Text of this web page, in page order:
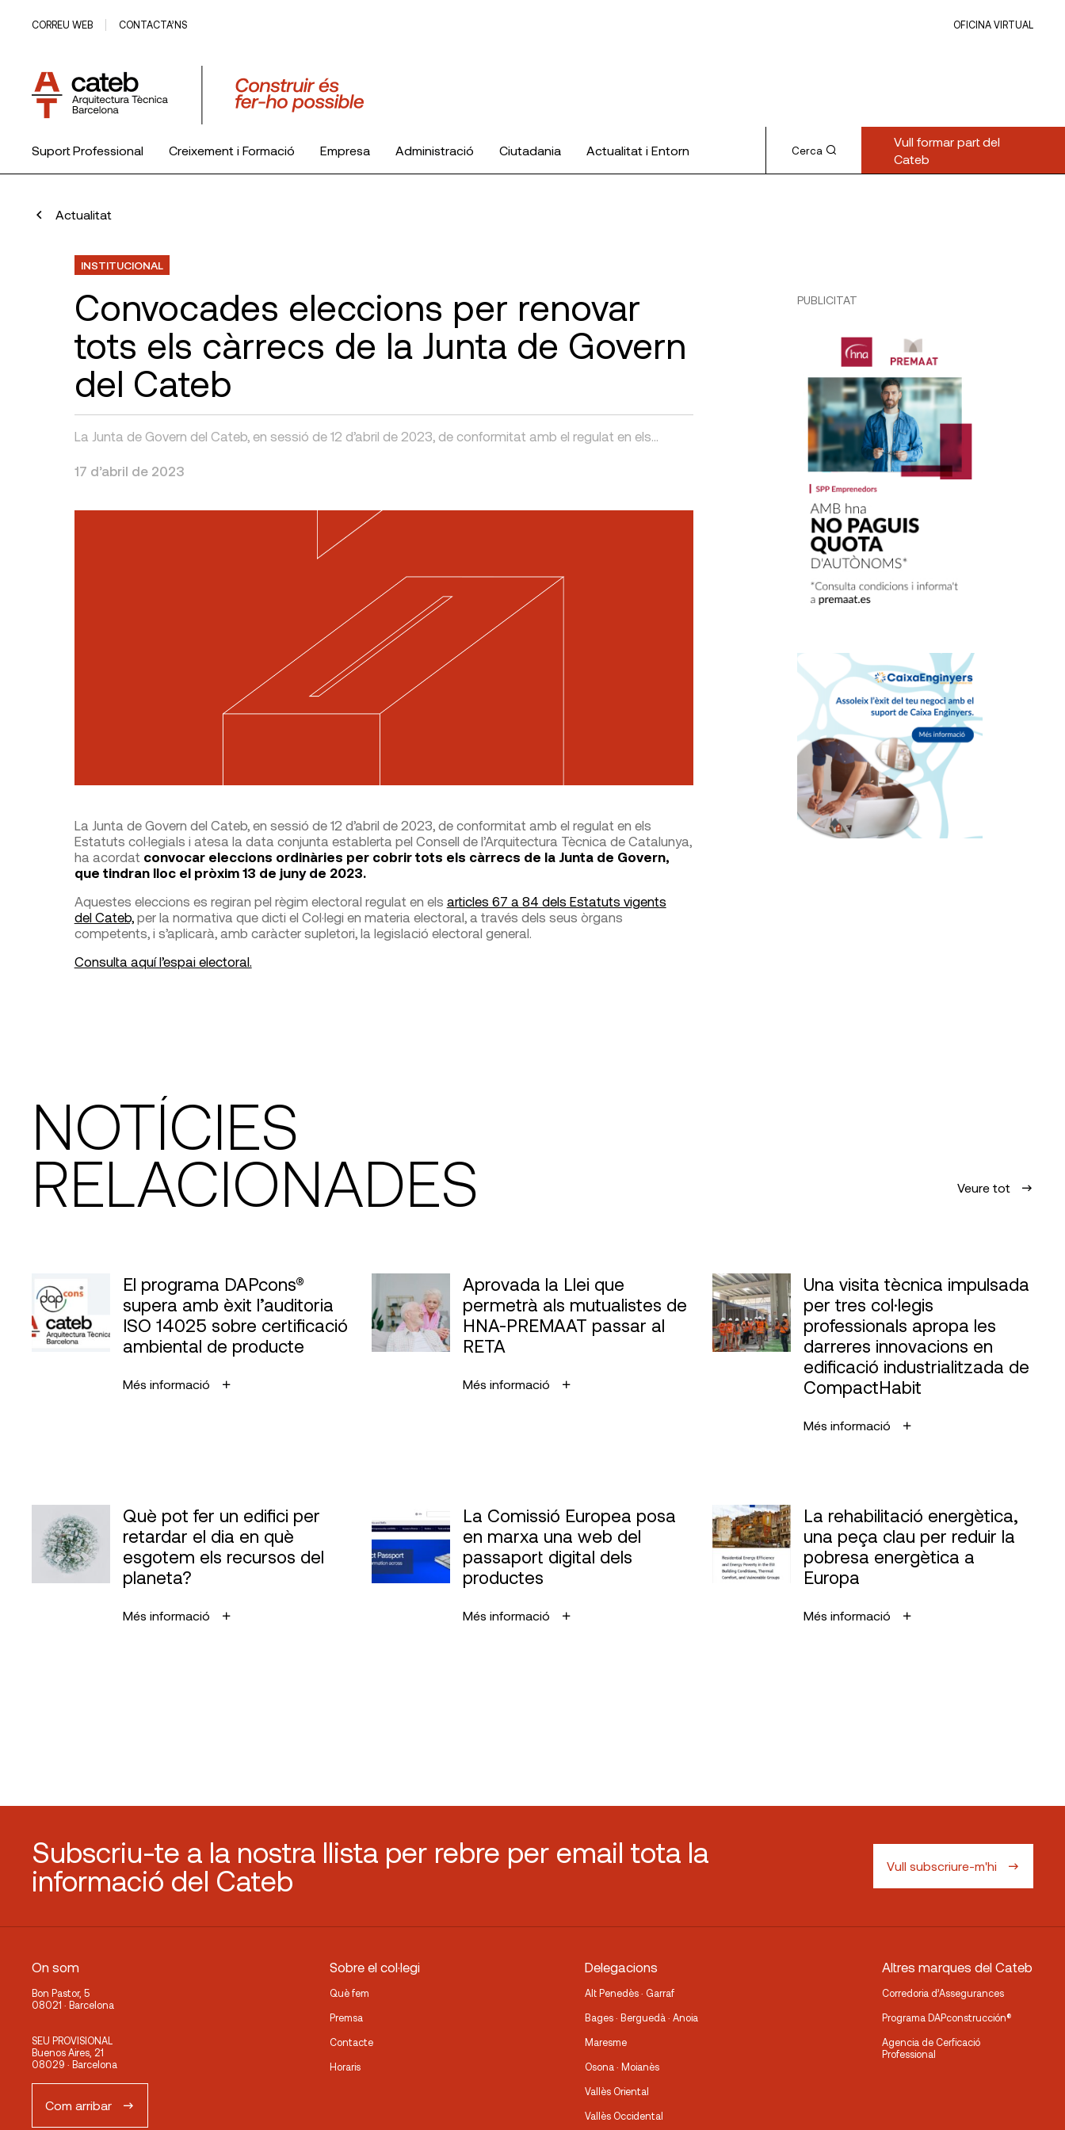
CORREU WEB CONTACTA’NS OFICINA VIRTUAL
Suport Professional Creixement i Formació Empresa Administració Ciutadania Actualitat i Entorn Cerca
Vull formar part del
Cateb
Actualitat
INSTITUCIONAL
Convocades eleccions per renovar
tots els càrrecs de la Junta de Govern
del Cateb
La Junta de Govern del Cateb, en sessió de 12 d’abril de 2023, de conformitat amb el regulat en els…
17 d’abril de 2023
La Junta de Govern del Cateb, en sessió de 12 d’abril de 2023, de conformitat amb el regulat en els
Estatuts col·legials i atesa la data conjunta establerta pel Consell de l’Arquitectura Tècnica de Catalunya,
ha acordat convocar eleccions ordinàries per cobrir tots els càrrecs de la Junta de Govern,
que tindran lloc el pròxim 13 de juny de 2023.
Aquestes eleccions es regiran pel règim electoral regulat en els articles 67 a 84 dels Estatuts vigents
del Cateb,per la normativa que dicti el Col·legi en materia electoral, a través dels seus òrgans
competents, i s’aplicarà, amb caràcter supletori, la legislació electoral general.
Consulta aquí l’espai electoral.
PUBLICITAT
NOTÍCIES
RELACIONADES Veure tot
El programa DAPcons®
supera amb èxit l’auditoria
ISO 14025 sobre certificació
ambiental de producte
Més informació
Aprovada la Llei que
permetrà als mutualistes de
HNA-PREMAAT passar al
RETA
Més informació
Una visita tècnica impulsada
per tres col·legis
professionals apropa les
darreres innovacions en
edificació industrialitzada de
CompactHabit
Més informació
Què pot fer un edifici per
retardar el dia en què
esgotem els recursos del
planeta?
Més informació
La Comissió Europea posa
en marxa una web del
passaport digital dels
productes
Més informació
La rehabilitació energètica,
una peça clau per reduir la
pobresa energètica a
Europa
Més informació
Subscriu-te a la nostra llista per rebre per email tota la
informació del Cateb
Vull subscriure-m'hi
On som
Bon Pastor, 5
08021 · Barcelona
SEU PROVISIONAL
Buenos Aires, 21
08029 · Barcelona
Com arribar
Sobre el col·legi
Què fem
Premsa
Contacte
Horaris
Delegacions
Alt Penedès · Garraf
Bages · Berguedà · Anoia
Maresme
Osona · Moianès
Vallès Oriental
Vallès Occidental
Altres marques del Cateb
Corredoria d’Assegurances
Programa DAPconstrucción®
Agencia de Cerficació
Professional